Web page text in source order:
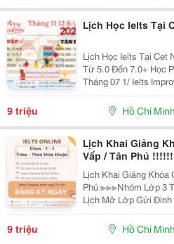
Lịch Học Ielts Tại
Lịch Học Ielts Tại Cet
Từ 5.0 Đến 7.0+ Học Phí Shock Nhất Tại Quận Gò Vấp
Tháng 07 1/ Ielts Improver Tối 2 4 6 Khai Giảng:
13/07/2026 Khung Giờ: 18:00 Đến 21:00 Học Phí Ưu Đãi
5% Khi Đăng Ký 2/
9 triệu Hồ Chí Minh
Lịch Khai Giảng
Vấp / Tân Phú
Lịch Khai Giảng Khóa
Phú ≫≫≫Nhóm Lớp 3 Tháng/ Đóng Tiền Hp Theo Khóa +
Lịch Mở Lớp Gửi Đính
Lớp + Giáo Trình Ielts
Nước Ngoài Bám
9 triệu Hồ Chí Minh